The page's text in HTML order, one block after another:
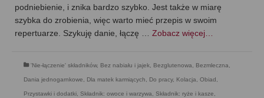
podniebienie, i znika bardzo szybko. Jest także w miarę
szybka do zrobienia, więc warto mieć przepis w swoim
repertuarze. Szykuję danie, łączę … Zobacz więcej…
'Nie-łączenie' składników, Bez nabiału i jajek, Bezglutenowa, Bezmleczna,
Dania jednogarnkowe, Dla matek karmiących, Do pracy, Kolacja, Obiad ,
Przystawki i dodatki, Składnik: owoce i warzywa, Składnik: ryże i kasze,